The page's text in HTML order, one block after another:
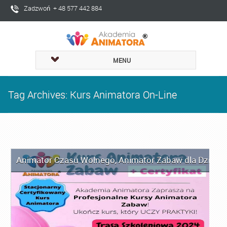
Zadzwoń + 48 577 442 884
MENU
Tag Archives: Kurs Animatora On-Line
Animator Czasu Wolnego,Animator Zabaw dla Dzieci